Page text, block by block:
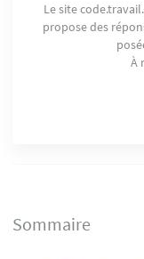
Le site
propose des
À
Sommaire